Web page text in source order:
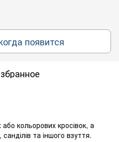
появится
кольорових кросівок, а
та іншого взуття.